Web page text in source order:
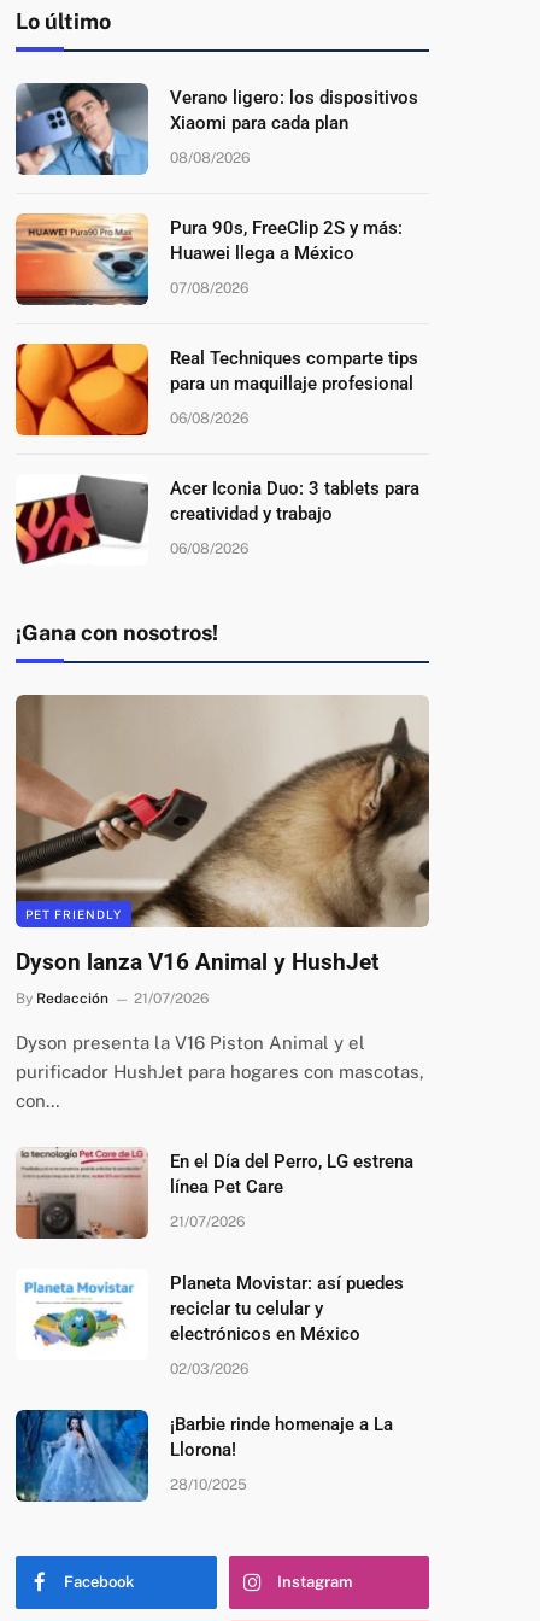
Lo último
Verano ligero: los dispositivos
Xiaomi para cada plan
08/08/2026
Pura 90s, FreeClip 2S y más:
Huawei llega a México
07/08/2026
Real Techniques comparte tips
para un maquillaje profesional
06/08/2026
Acer Iconia Duo: 3 tablets para
creatividad y trabajo
06/08/2026
¡Gana con nosotros!
PET FRIENDLY
Dyson lanza V16 Animal y HushJet
By Redacción 21/07/2026
Dyson presenta la V16 Piston Animal y el
purificador HushJet para hogares con mascotas,
con…
En el Día del Perro, LG estrena
línea Pet Care
21/07/2026
Planeta Movistar: así puedes
reciclar tu celular y
electrónicos en México
02/03/2026
¡Barbie rinde homenaje a La
Llorona!
28/10/2025
Facebook Instagram